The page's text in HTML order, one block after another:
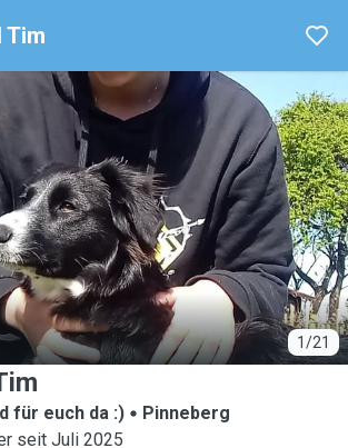
Tim
1/21
für euch da :)
Pinneberg
seit Juli 2025